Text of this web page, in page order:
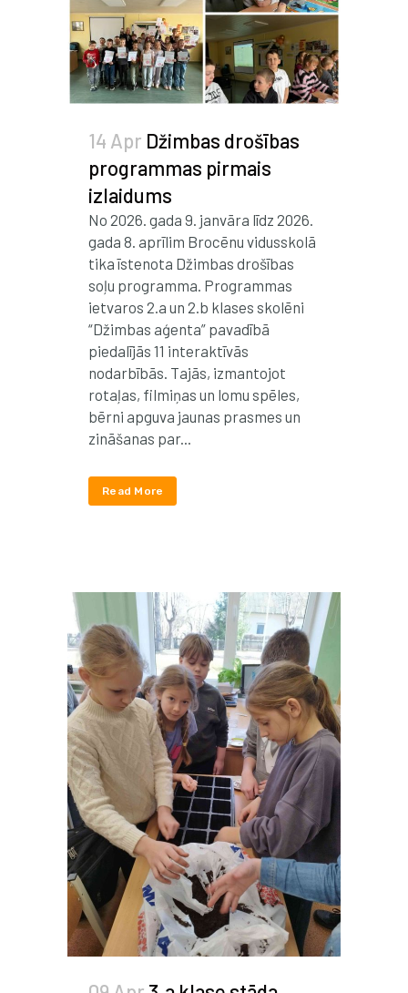
14 Apr Džimbas drošības
programmas pirmais
izlaidums
No 2026. gada 9. janvāra līdz 2026.
gada 8. aprīlim Brocēnu vidusskolā
tika īstenota Džimbas drošības
soļu programma. Programmas
ietvaros 2.a un 2.b klases skolēni
“Džimbas aģenta” pavadībā
piedalījās 11 interaktīvās
nodarbībās. Tajās, izmantojot
rotaļas, filmiņas un lomu spēles,
bērni apguva jaunas prasmes un
zināšanas par...
Read More